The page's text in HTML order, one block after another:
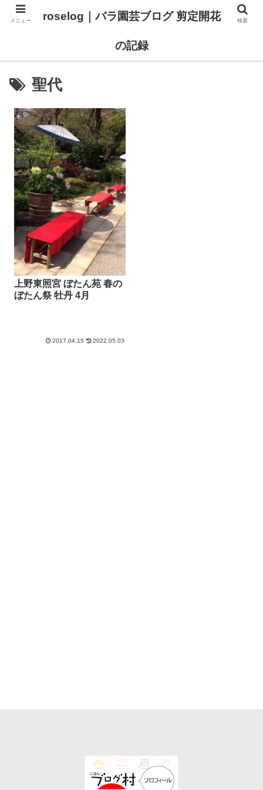
聖代
上野東照宮 ぼたん苑 春の
ぼたん祭 牡丹 4月
2017.04.15 2022.05.03
メニュー roselog｜バラ園芸ブログ 剪定開花
の記録
検索